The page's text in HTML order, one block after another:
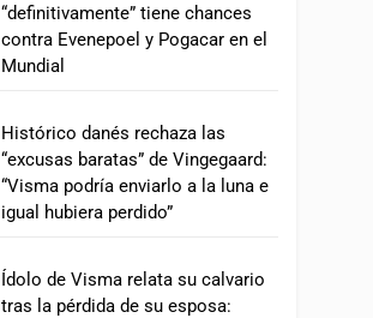
“definitivamente” tiene chances
contra Evenepoel y Pogacar en el
Mundial
Histórico danés rechaza las
“excusas baratas” de Vingegaard:
“Visma podría enviarlo a la luna e
igual hubiera perdido”
Ídolo de Visma relata su calvario
tras la pérdida de su esposa: